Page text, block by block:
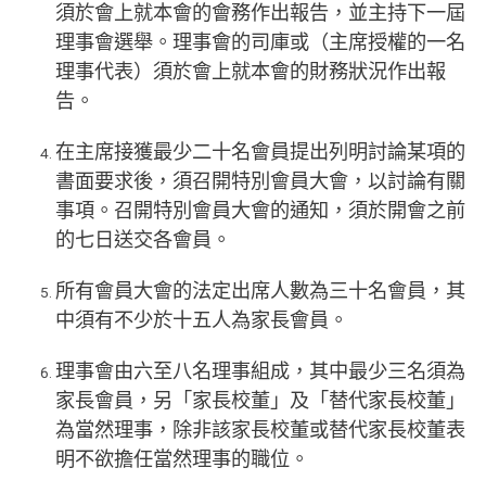
須於會上就本會的會務作出報告，並主持下一屆
理事會選舉。理事會的司庫或（主席授權的一名
理事代表）須於會上就本會的財務狀況作出報
告。
在主席接獲最少二十名會員提出列明討論某項的
書面要求後，須召開特別會員大會，以討論有關
事項。召開特別會員大會的通知，須於開會之前
的七日送交各會員。
所有會員大會的法定出席人數為三十名會員，其
中須有不少於十五人為家長會員。
理事會由六至八名理事組成，其中最少三名須為
家長會員，另「家長校董」及「替代家長校董」
為當然理事，除非該家長校董或替代家長校董表
明不欲擔任當然理事的職位。